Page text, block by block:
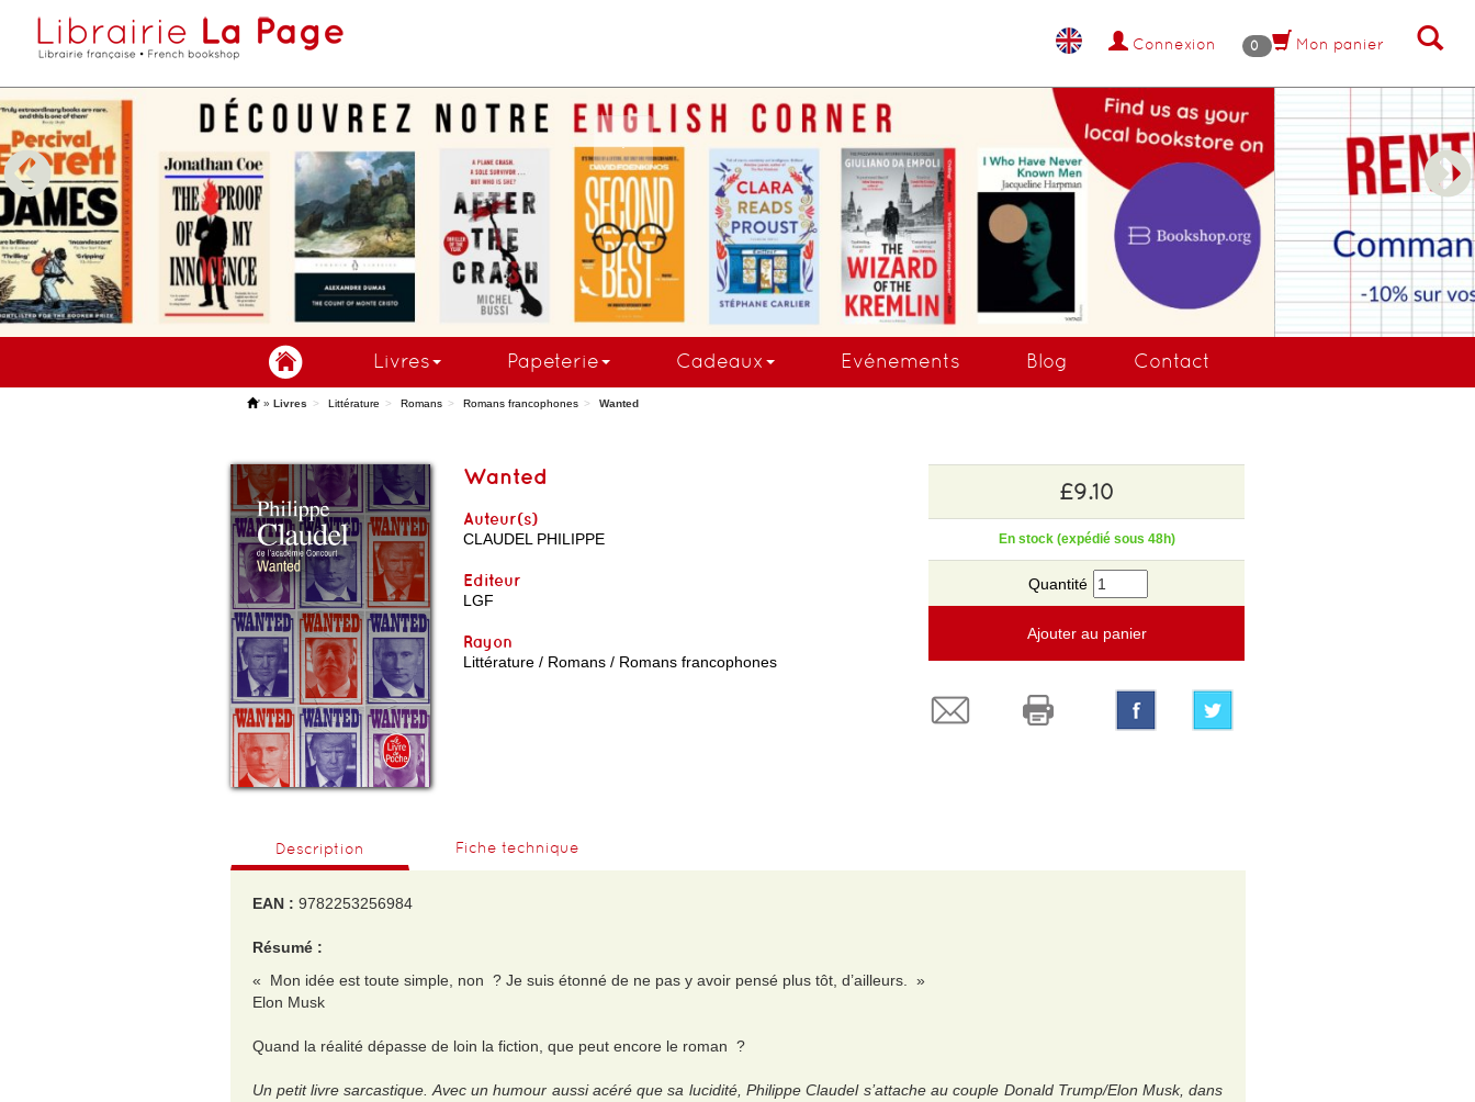
Connexion 0 Mon panier
Livres Papeterie Cadeaux Evénements Blog Contact
'» Livres Littérature Romans Romans francophones Wanted
Wanted
Auteur(s)
CLAUDEL PHILIPPE
Editeur
LGF
Rayon
Littérature / Romans / Romans francophones
£9.10
En stock (expédié sous 48h)
Quantité
Ajouter au panier
Description Fiche technique
EAN : 9782253256984
Résumé :
« Mon idée est toute simple, non ? Je suis étonné de ne pas y avoir pensé plus tôt, d’ailleurs. »
Elon Musk
Quand la réalité dépasse de loin la fiction, que peut encore le roman ?
Un petit livre sarcastique. Avec un humour aussi acéré que sa lucidité, Philippe Claudel s’attache au couple Donald Trump/Elon Musk, dans